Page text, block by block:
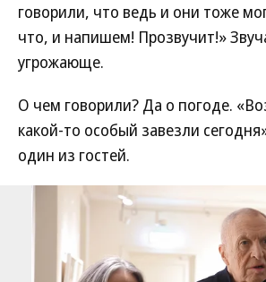
говорили, что ведь и они тоже
что, и напишем! Прозвучит!»
угрожающе.
О чем говорили? Да о погоде.
какой-то особый завезли
один из гостей.